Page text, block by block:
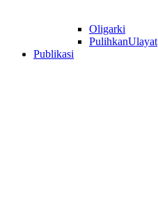
Oligarki
PulihkanUlayat
Publikasi